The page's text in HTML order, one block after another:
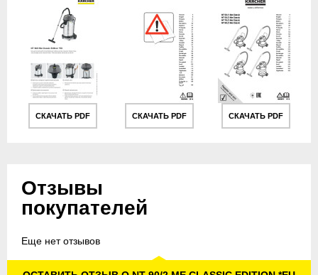
СКАЧАТЬ PDF СКАЧАТЬ PDF СКАЧАТЬ PDF
Отзывы
покупателей
Еще нет отзывов